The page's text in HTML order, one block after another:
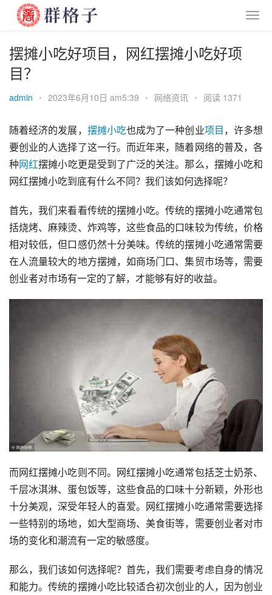
摆摊小吃好项目，网红摆摊小吃好项
目？
admin • 2023年6月10日 am5:39 • 网络资讯 • 阅读 1371
随着经济的发展， 摆摊小吃也成为了一种创业项目，许多想
要创业的人选择了这一行。而近年来，随着网络的普及，各
种网红摆摊小吃更是受到了广泛的关注。那么，摆摊小吃和
网红摆摊小吃到底有什么不同？我们该如何选择呢？
首先，我们来看看传统的摆摊小吃。传统的摆摊小吃通常包
括烧烤、麻辣烫、炸鸡等，这些食品的口味较为传统，价格
相对较低，但口感仍然十分美味。传统的摆摊小吃通常需要
在人流量较大的地方摆摊，如商场门口、集贸市场等，需要
创业者对市场有一定的了解，才能够有好的收益。
而网红摆摊小吃则不同。网红摆摊小吃通常包括芝士奶茶、
千层冰淇淋、蛋包饭等，这些食品的口味十分新颖，外形也
十分美观，深受年轻人的喜爱。网红摆摊小吃通常需要选择
一些特别的场地，如大型商场、美食街等，需要创业者对市
场的变化和潮流有一定的敏感度。
那么，我们该如何选择呢？首先，我们需要考虑自身的情况
和能力。传统的摆摊小吃比较适合初次创业的人，因为创业